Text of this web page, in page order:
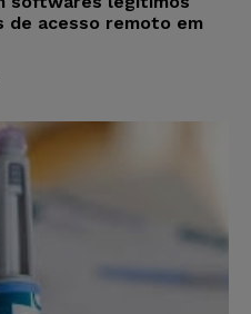
acesso remoto em